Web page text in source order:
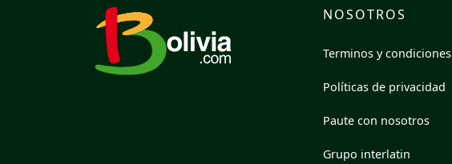
NOSOTROS
Terminos y condiciones
Políticas de privacidad
Paute con nosotros
Grupo interlatin